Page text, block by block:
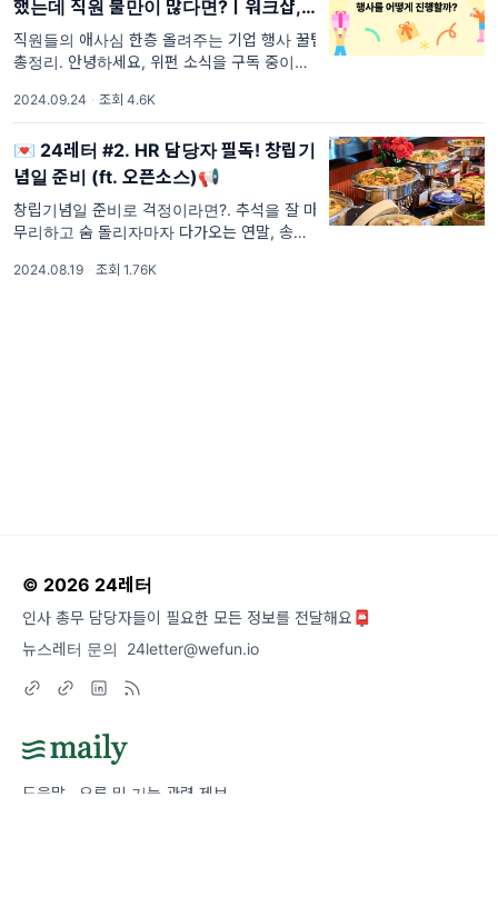
#네고24 (3)
#HR 리포트 (3)
#이벤트24 (3)
했는데 직원 불만이 많다면?ㅣ워크샵, 패
밀리데이, 창립기념일, 타운홀
직원들의 애사심 한층 올려주는 기업 행사 꿀팁
총정리. 안녕하세요, 위펀 소식을 구독 중이신
어요! 무더운 여름도 다 지나가고 선선한 바람
이 부는 가을🍂, 크고 작은 기업 행사가 유난히
많은
2024.09.24 · 조회 4.6K
💌 24레터 #2. HR 담당자 필독! 창립기
념일 준비 (ft. 오픈소스)📢
창립기념일 준비로 걱정이라면?. 추석을 잘 마
무리하고 숨 돌리자마자 다가오는 연말, 송년
자라면 주목! 👀 한정된 예산 안에서 구성원들
2024.08.19 · 조회 1.76K
© 2026 24레터
인사 총무 담당자들이 필요한 모든 정보를 전달해요📮
뉴스레터 문의
24letter@wefun.io
도움말
오류 및 기능 관련 제보